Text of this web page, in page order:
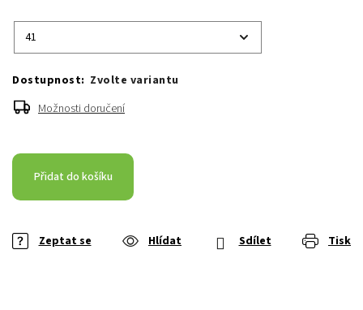
Zvolte variantu
Možnosti doručení
Přidat do košíku
Tisk
Zeptat se Hlídat Sdílet